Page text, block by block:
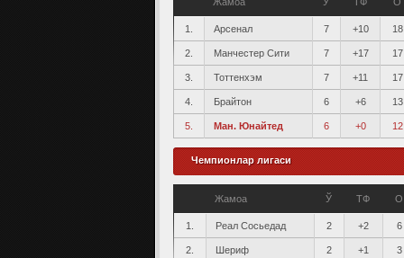
1. Арсенал 7 +10 18
2. Манчестер Сити 7 +17 17
3. Тоттенхэм 7 +11 17
4. Брайтон 6 +6 13
5. Ман. Юнайтед 6 +0 12
Чемпионлар лигаси
Жамоа Ў ТФ О
1. Реал Сосьедад 2 +2 6
2. Шериф 2 +1 3